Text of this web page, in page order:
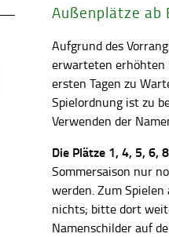
Außenplätze ab
Aufgrund des
erwarteten erhöhten
ersten Tagen zu
Spielordnung ist zu
Verwenden der
Die Plätze 1, 4, 5, 6,
Sommersaison nur
werden. Zum Spielen
nichts; bitte dort
Namenschilder auf